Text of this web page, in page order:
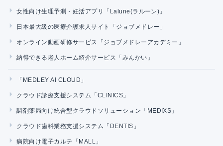
女性向け生理予測・妊活アプリ「Lalune(ラルーン)」
日本最大級の医療介護求人サイト「ジョブメドレー」
オンライン動画研修サービス「ジョブメドレーアカデミー」
納得できる老人ホーム紹介サービス「みんかい」
「MEDLEY AI CLOUD」
クラウド診療支援システム「CLINICS」
調剤薬局向け統合型クラウドソリューション「MEDIXS」
クラウド歯科業務支援システム「DENTIS」
病院向け電子カルテ「MALL」